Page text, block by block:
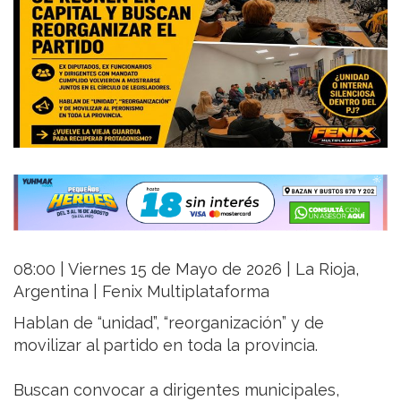
08:00 | Viernes 15 de Mayo de 2026 | La Rioja,
Argentina | Fenix Multiplataforma
Hablan de “unidad”, “reorganización” y de
movilizar al partido en toda la provincia.
Buscan convocar a dirigentes municipales,